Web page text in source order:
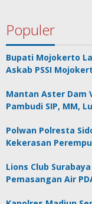
Populer
Bupati Mojokerto
Askab PSSI
Mantan Aster Dam
Pambudi SIP, MM,
Polwan Polresta
Kekerasan
Lions Club
Pemasangan Air